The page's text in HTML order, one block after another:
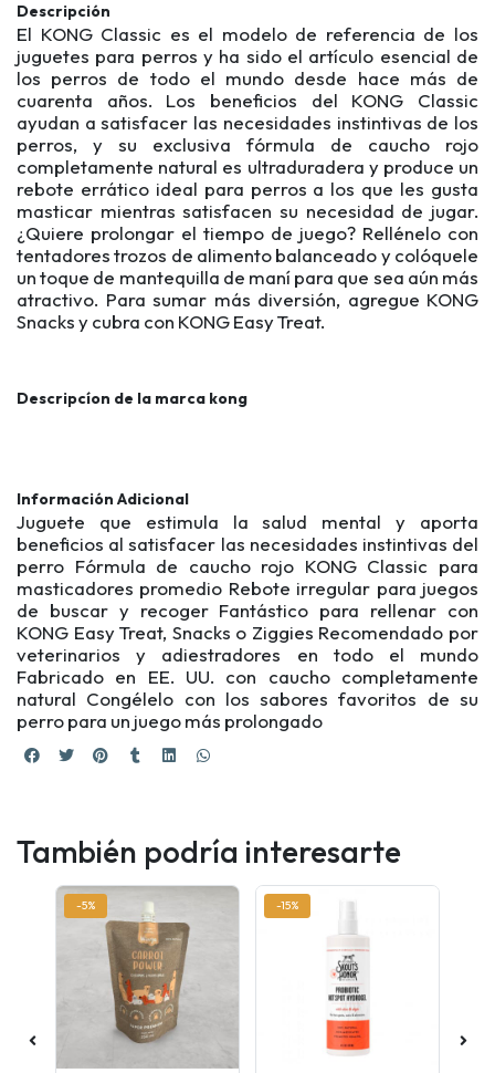
Descripción
El KONG Classic es el modelo de referencia de los
juguetes para perros y ha sido el artículo esencial de
los perros de todo el mundo desde hace más de
cuarenta años. Los beneficios del KONG Classic
ayudan a satisfacer las necesidades instintivas de los
perros, y su exclusiva fórmula de caucho rojo
completamente natural es ultraduradera y produce un
rebote errático ideal para perros a los que les gusta
masticar mientras satisfacen su necesidad de jugar.
¿Quiere prolongar el tiempo de juego? Rellénelo con
tentadores trozos de alimento balanceado y colóquele
un toque de mantequilla de maní para que sea aún más
atractivo. Para sumar más diversión, agregue KONG
Snacks y cubra con KONG Easy Treat.
Descripcíon de la marca kong
Información Adicional
Juguete que estimula la salud mental y aporta
beneficios al satisfacer las necesidades instintivas del
perro Fórmula de caucho rojo KONG Classic para
masticadores promedio Rebote irregular para juegos
de buscar y recoger Fantástico para rellenar con
KONG Easy Treat, Snacks o Ziggies Recomendado por
veterinarios y adiestradores en todo el mundo
Fabricado en EE. UU. con caucho completamente
natural Congélelo con los sabores favoritos de su
perro para un juego más prolongado
También podría interesarte
-5% -15%